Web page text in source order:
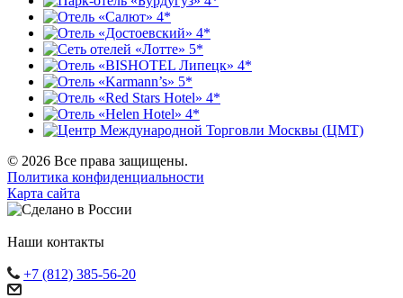
© 2026 Все права защищены.
Политика конфиденциальности
Карта сайта
Наши контакты
+7 (812) 385-56-20